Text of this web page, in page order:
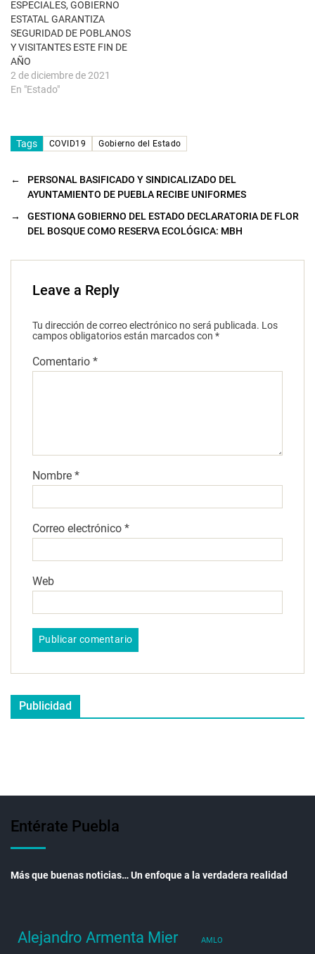
u
e
v
a
)
ESPECIALES, GOBIERNO
ESTATAL GARANTIZA
SEGURIDAD DE POBLANOS
Y VISITANTES ESTE FIN DE
AÑO
2 de diciembre de 2021
En "Estado"
Tags COVID19 Gobierno del Estado
←
PERSONAL BASIFICADO Y SINDICALIZADO DEL
AYUNTAMIENTO DE PUEBLA RECIBE UNIFORMES
→
GESTIONA GOBIERNO DEL ESTADO DECLARATORIA DE FLOR
DEL BOSQUE COMO RESERVA ECOLÓGICA: MBH
Leave a Reply
Tu dirección de correo electrónico no será publicada. Los
campos obligatorios están marcados con *
Comentario *
Nombre *
Correo electrónico *
Web
Publicidad
Entérate Puebla
Más que buenas noticias… Un enfoque a la verdadera realidad
Alejandro Armenta Mier AMLO